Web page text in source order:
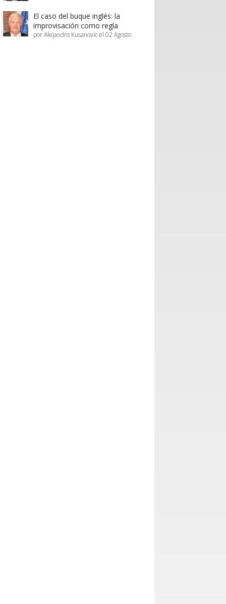
El caso del buque inglés: la
improvisación como regla
por Alejandro Kusanovic el 02 Agosto